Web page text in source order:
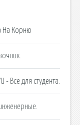
На Корню
- Все для студента.